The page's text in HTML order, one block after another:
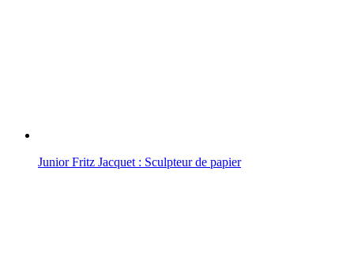
Junior Fritz Jacquet : Sculpteur de papier